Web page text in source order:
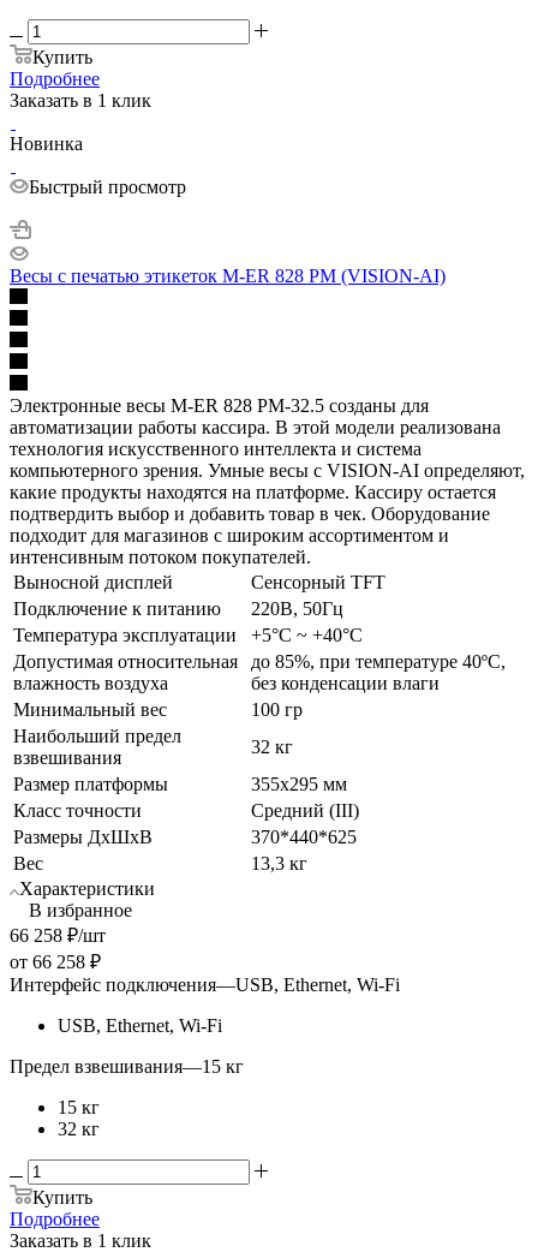
Купить
Подробнее
Заказать в 1 клик
Новинка
Быстрый просмотр
Весы с печатью этикеток M-ER 828 PM (VISION-AI)
Электронные весы M-ER 828 PM-32.5 созданы для
автоматизации работы кассира. В этой модели реализована
технология искусственного интеллекта и система
компьютерного зрения. Умные весы с VISION-AI определяют,
какие продукты находятся на платформе. Кассиру остается
подтвердить выбор и добавить товар в чек. Оборудование
подходит для магазинов с широким ассортиментом и
интенсивным потоком покупателей.
Выносной дисплей
Сенсорный TFT
Подключение к питанию
220В, 50Гц
Температура эксплуатации
+5°С ~ +40°С
Допустимая относительная
влажность воздуха
до 85%, при температуре 40ºС,
без конденсации влаги
Минимальный вес
100 гр
Наибольший предел
взвешивания
32 кг
Размер платформы
355х295 мм
Класс точности
Средний (III)
Размеры ДхШхВ
370*440*625
Вес
13,3 кг
Характеристики
В избранное
66 258 ₽/шт
от 66 258 ₽
Интерфейс подключения—USB, Ethernet, Wi-Fi
USB, Ethernet, Wi-Fi
Предел взвешивания—15 кг
15 кг
32 кг
Купить
Подробнее
Заказать в 1 клик